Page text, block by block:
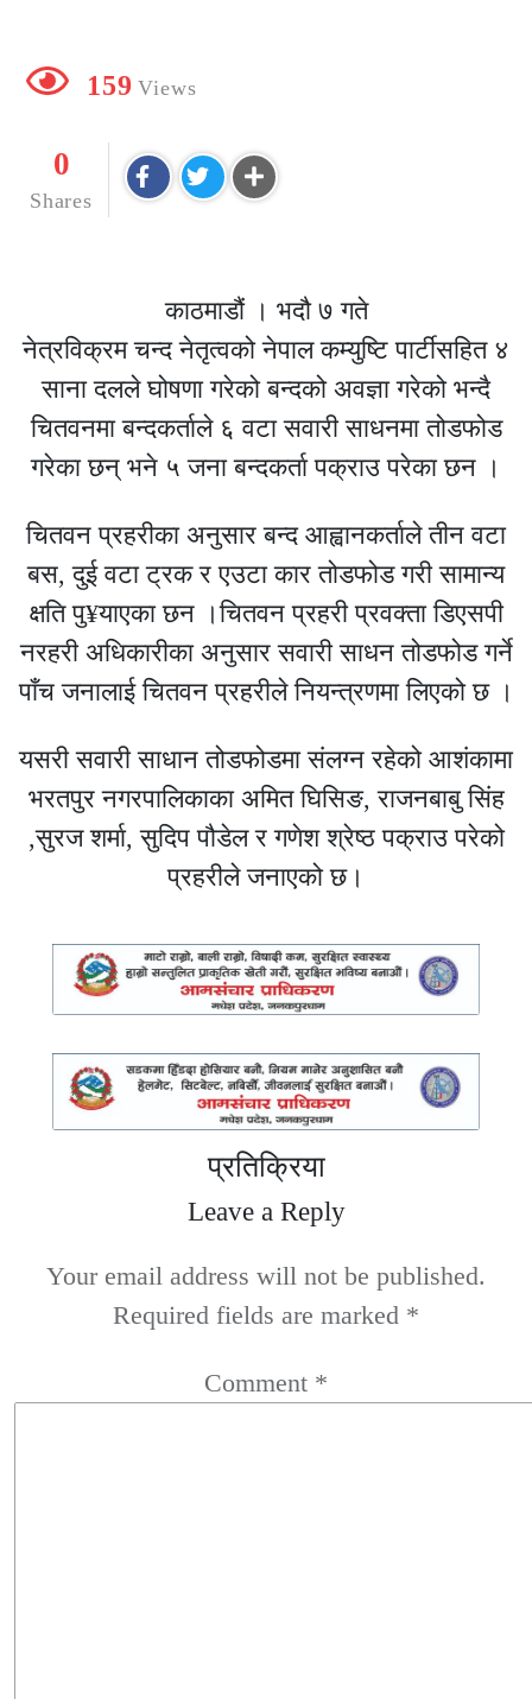
159 Views
0
Shares
काठमाडौं । भदौ ७ गते
नेत्रविक्रम चन्द नेतृत्वको नेपाल कम्युष्टि पार्टीसहित ४
साना दलले घोषणा गरेको बन्दको अवज्ञा गरेको भन्दै
चितवनमा बन्दकर्ताले ६ वटा सवारी साधनमा तोडफोड
गरेका छन् भने ५ जना बन्दकर्ता पक्राउ परेका छन ।
चितवन प्रहरीका अनुसार बन्द आह्वानकर्ताले तीन वटा
बस, दुई वटा ट्रक र एउटा कार तोडफोड गरी सामान्य
क्षति पु¥याएका छन ।चितवन प्रहरी प्रवक्ता डिएसपी
नरहरी अधिकारीका अनुसार सवारी साधन तोडफोड गर्ने
पाँच जनालाई चितवन प्रहरीले नियन्त्रणमा लिएको छ ।
यसरी सवारी साधान तोडफोडमा संलग्न रहेको आशंकामा
भरतपुर नगरपालिकाका अमित घिसिङ, राजनबाबु सिंह
,सुरज शर्मा, सुदिप पौडेल र गणेश श्रेष्ठ पक्राउ परेको
प्रहरीले जनाएको छ।
प्रतिक्रिया
Leave a Reply
Your email address will not be published.
Required fields are marked *
Comment *